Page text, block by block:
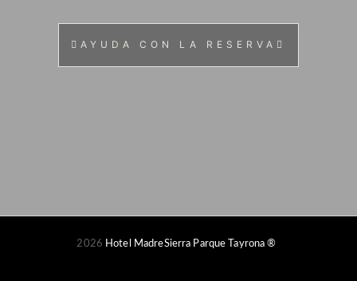
AYUDA CON LA RESERVA
2026 Hotel MadreSierra Parque Tayrona ®